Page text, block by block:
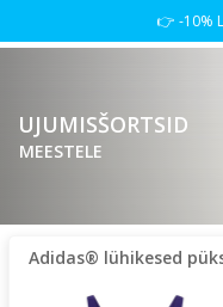
👉 -10%
UJUMISŠORTSID
MEESTELE
Adidas® lühikesed